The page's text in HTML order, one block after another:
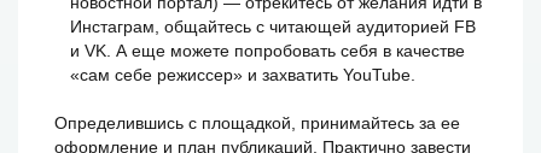
Инстаграм, общайтесь с читающей аудиторией FB
и VK. А еще можете попробовать себя в качестве
«сам себе режиссер» и захватить YouTube.
Определившись с площадкой, принимайтесь за ее
оформление и план публикаций. Практично завести